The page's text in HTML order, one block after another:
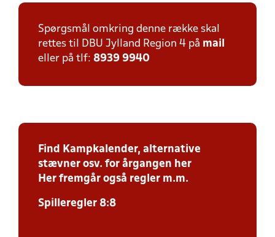
Spørgsmål omkring denne række skal
rettes til DBU Jylland Region 4 på mail
eller på tlf: 8939 9940
Find Kampkalender, alternative
stævner osv. for årgangen her
Her fremgår også regler m.m.
Spilleregler 8:8